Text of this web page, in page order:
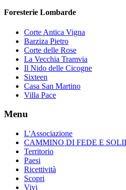
Foresterie Lombarde
Corte Antica Vigna
Barziza Pietro
Corte delle Rose
La Vecchia Tramvia
Il Nido delle Cicogne
Sixteen
Casa San Martino
Villa Pace
Menu
L'Associazione
CAMMINO DI FEDE E
Territorio
Paesi
Ricettività
Scopri
Vivi